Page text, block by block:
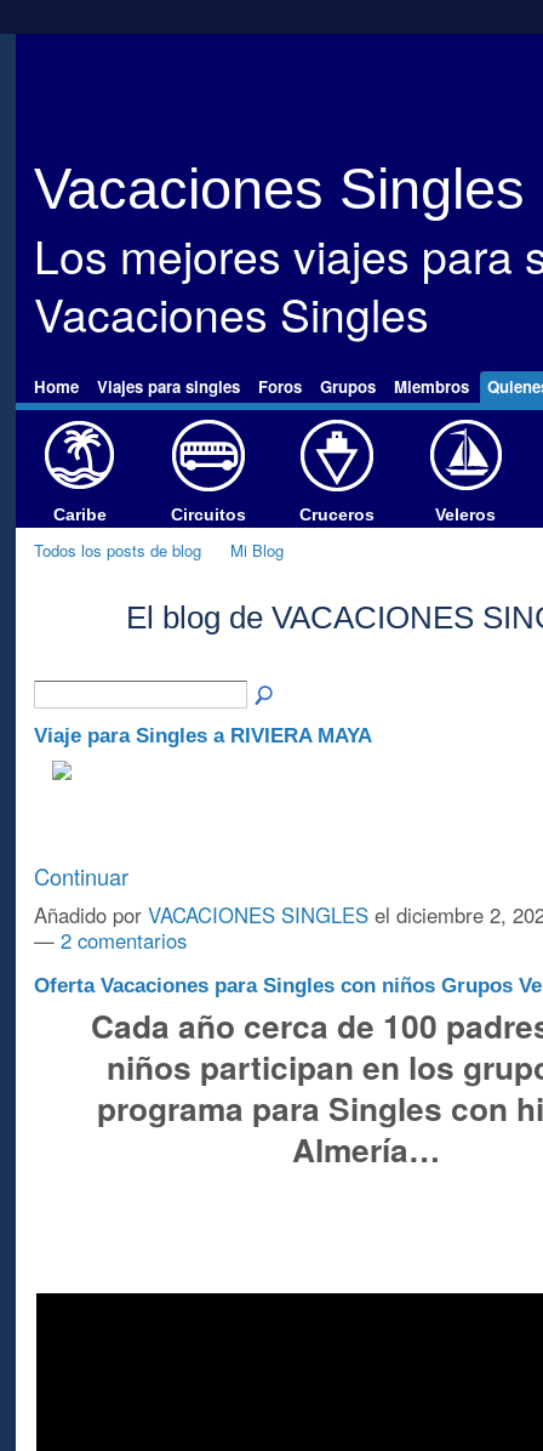
Vacaciones Singles
Los mejores viajes para
Vacaciones Singles
Home Viajes para singles Foros Grupos Miembros
Caribe Circuitos Cruceros Veleros
Todos los posts de blog Mi Blog
El blog de VACACIONES
Viaje para Singles a RIVIERA MAYA
Continuar
Añadido por VACACIONES SINGLESel diciembre 2,
— 2 comentarios
Oferta Vacaciones para Singles con niños Grupos
Cada año cerca de 100
niños participan en los
programa para Singles con
Almería…